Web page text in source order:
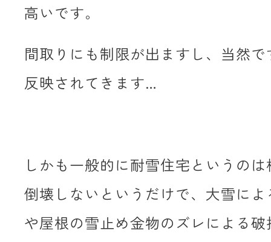
高いです。
間取りにも制限が出ますし、当然
反映されてきます…
しかも一般的に耐雪住宅というの
倒壊しないというだけで、大雪に
や屋根の雪止め金物のズレによる